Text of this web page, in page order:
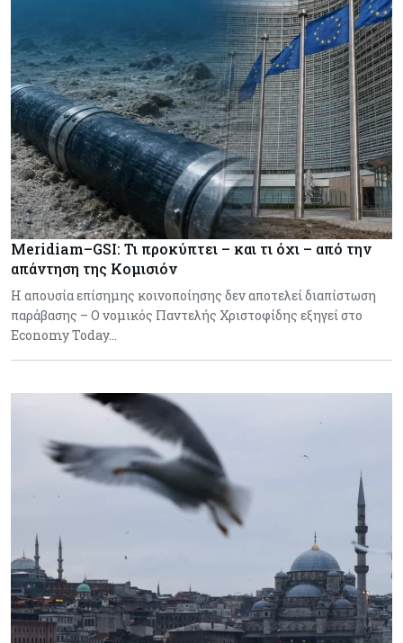
Meridiam–GSI: Τι προκύπτει – και τι όχι – από την
απάντηση της Κομισιόν
Η απουσία επίσημης κοινοποίησης δεν αποτελεί διαπίστωση
παράβασης – Ο νομικός Παντελής Χριστοφίδης εξηγεί στο
Economy Today…